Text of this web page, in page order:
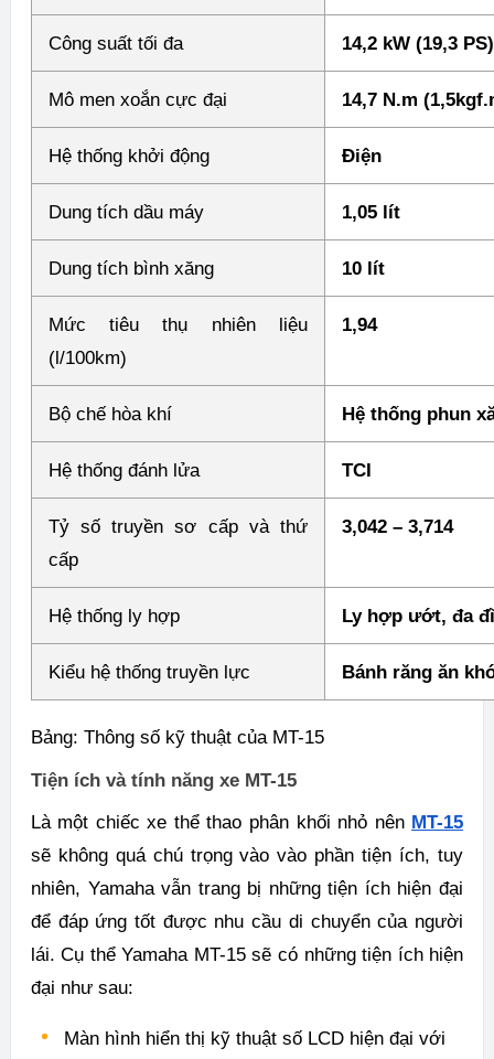
Công suất tối đa 14,2 kW (19,3
Mô men xoắn cực đại 14,7 N.m
Hệ thống khởi động Điện
Dung tích dầu máy 1,05 lít
Dung tích bình xăng 10 lít
Mức tiêu thụ nhiên liệu
(l/100km)
1,94
Bộ chế hòa khí Hệ thống phun
Hệ thống đánh lửa TCI
Tỷ số truyền sơ cấp và thứ
cấp
3,042 – 3,714
Hệ thống ly hợp Ly hợp ướt, đa
Kiểu hệ thống truyền lực Bánh răng ăn
Bảng: Thông số kỹ thuật của MT-15
Tiện ích và tính năng xe MT-15
Là một chiếc xe thể thao phân khối nhỏ nên MT-15
sẽ không quá chú trọng vào vào phần tiện ích, tuy
nhiên, Yamaha vẫn trang bị những tiện ích hiện đại
để đáp ứng tốt được nhu cầu di chuyển của người
lái. Cụ thể Yamaha MT-15 sẽ có những tiện ích hiện
đại như sau:
Màn hình hiển thị kỹ thuật số LCD hiện đại với